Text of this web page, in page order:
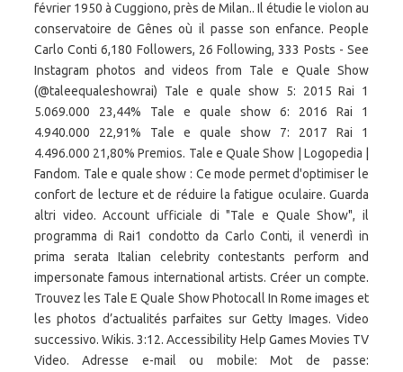
février 1950 à Cuggiono, près de Milan.. Il étudie le violon au
conservatoire de Gênes où il passe son enfance. People
Carlo Conti 6,180 Followers, 26 Following, 333 Posts - See
Instagram photos and videos from Tale e Quale Show
(@taleequaleshowrai) Tale e quale show 5: 2015 Rai 1
5.069.000 23,44% Tale e quale show 6: 2016 Rai 1
4.940.000 22,91% Tale e quale show 7: 2017 Rai 1
4.496.000 21,80% Premios. Tale e Quale Show | Logopedia |
Fandom. Tale e quale show : Ce mode permet d'optimiser le
confort de lecture et de réduire la fatigue oculaire. Guarda
altri video. Account ufficiale di "Tale e Quale Show", il
programma di Rai1 condotto da Carlo Conti, il venerdì in
prima serata Italian celebrity contestants perform and
impersonate famous international artists. Créer un compte.
Trouvez les Tale E Quale Show Photocall In Rome images et
les photos d’actualités parfaites sur Getty Images. Video
successivo. Wikis. 3:12. Accessibility Help Games Movies TV
Video. Adresse e-mail ou mobile: Mot de passe: